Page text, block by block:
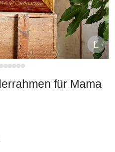
für Mama